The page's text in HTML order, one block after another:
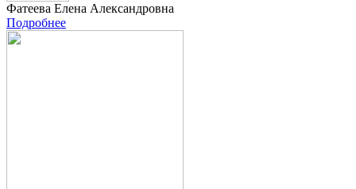
Фатеева Елена Александровна
Подробнее